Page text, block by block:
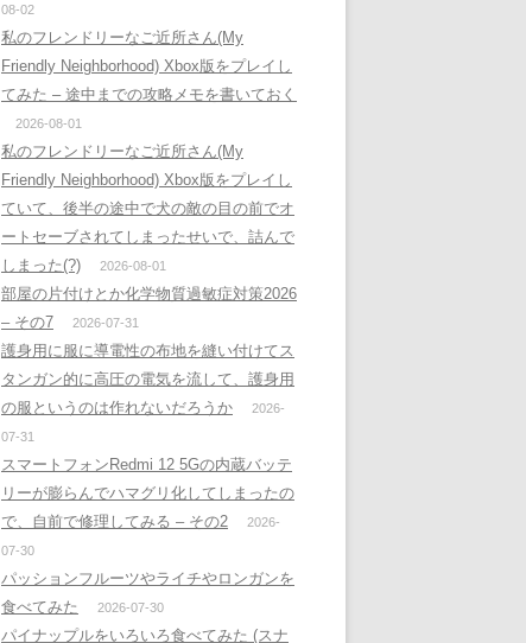
08-02
私のフレンドリーなご近所さん(My
Friendly Neighborhood) Xbox版をプレイし
てみた – 途中までの攻略メモを書いておく
2026-08-01
私のフレンドリーなご近所さん(My
Friendly Neighborhood) Xbox版をプレイし
ていて、後半の途中で犬の敵の目の前でオ
ートセーブされてしまったせいで、詰んで
しまった(?)
2026-08-01
部屋の片付けとか化学物質過敏症対策2026
– その7
2026-07-31
護身用に服に導電性の布地を縫い付けてス
タンガン的に高圧の電気を流して、護身用
の服というのは作れないだろうか
2026-
07-31
スマートフォンRedmi 12 5Gの内蔵バッテ
リーが膨らんでハマグリ化してしまったの
で、自前で修理してみる – その2
2026-
07-30
パッションフルーツやライチやロンガンを
食べてみた
2026-07-30
パイナップルをいろいろ食べてみた (スナ